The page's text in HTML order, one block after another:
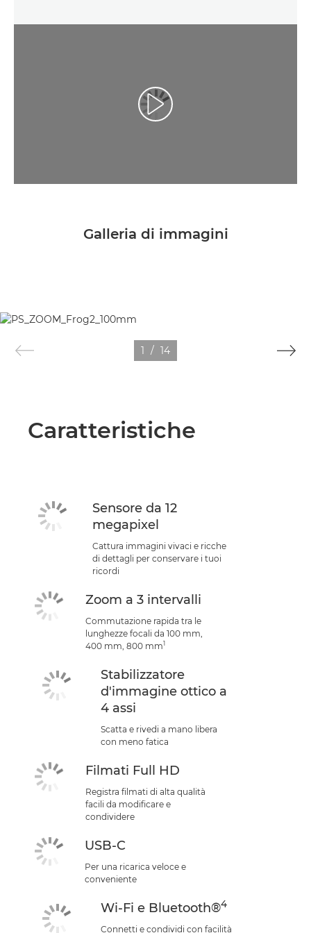
Riproduci il video
Galleria di immagini
1 / 14
Caratteristiche
Sensore da 12
megapixel
Cattura immagini vivaci e ricche
di dettagli per conservare i tuoi
ricordi
Zoom a 3 intervalli
Commutazione rapida tra le
lunghezze focali da 100 mm,
400 mm, 800 mm1
Stabilizzatore
d'immagine ottico a
4 assi
Scatta e rivedi a mano libera
con meno fatica
Filmati Full HD
Registra filmati di alta qualità
facili da modificare e
condividere
USB-C
Per una ricarica veloce e
conveniente
Wi-Fi e Bluetooth®4
Connetti e condividi con facilità